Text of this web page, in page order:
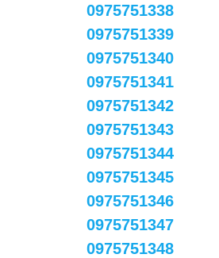
0975751338
0975751339
0975751340
0975751341
0975751342
0975751343
0975751344
0975751345
0975751346
0975751347
0975751348